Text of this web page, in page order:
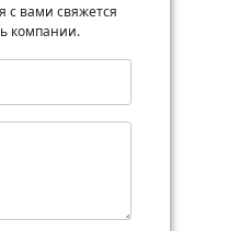
вами свяжется
компании.